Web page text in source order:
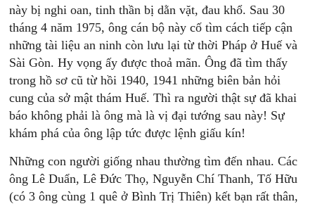
này bị nghi oan, tinh thần bị dằn vặt, đau khổ. Sau 30
tháng 4 năm 1975, ông cán bộ này cố tìm cách tiếp cận
những tài liệu an ninh còn lưu lại từ thời Pháp ở Huế và
Sài Gòn. Hy vọng ấy được thoả mãn. Ông đã tìm thấy
trong hồ sơ cũ từ hồi 1940, 1941 những biên bản hỏi
cung của sở mật thám Huế. Thì ra người thật sự đã khai
báo không phải là ông mà là vị đại tướng sau này! Sự
khám phá của ông lập tức được lệnh giấu kín!
Những con người giống nhau thường tìm đến nhau. Các
ông Lê Duẩn, Lê Đức Thọ, Nguyễn Chí Thanh, Tố Hữu
(có 3 ông cùng 1 quê ở Bình Trị Thiên) kết bạn rất thân,